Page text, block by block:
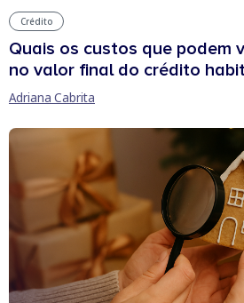
Crédito
Quais os custos que podem
no valor final do crédito
Adriana Cabrita